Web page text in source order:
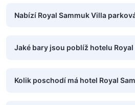
Nabízí Royal Sammuk Villa
Jaké bary jsou poblíž hotelu Royal
Kolik poschodí má hotel Royal